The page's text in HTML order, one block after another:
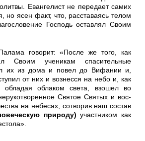
Евангелист не передает самих
но ясен факт, что, расставаясь телом
Господь оставлял Своим
говорит: «После же того, как
Своим ученикам спасительные
их из дома и повел до Вифании и,
от них и вознесся на небо и, как
облаком света, взошел во
Святое Святых и вос­
на небесах, сотворив наш состав
природу)участником как